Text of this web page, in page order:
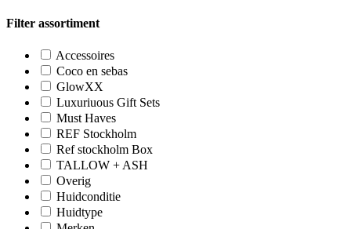
gekozen
op
productpagina
Filter assortiment
Accessoires
Coco en sebas
GlowXX
Luxuriuous Gift Sets
Must Haves
REF Stockholm
Ref stockholm Box
TALLOW + ASH
Overig
Huidconditie
Huidtype